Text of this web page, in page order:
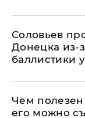
Соловьев
Донецка из-
баллистики
Чем полезен
его можно